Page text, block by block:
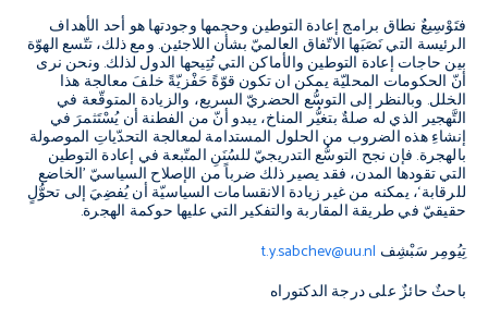
فتَوْسِيعٌ نطاق برامج إعادة التوطين وحجمها وجودتها هو أحد الأهداف
الرئيسة التي نَصَبَها الاتّفاق العالميّ بشأن اللاجئين. ومع ذلك، تتّسع الهوّة
بين حاجات إعادة التوطين والأماكن التي تُتِيحها الدول لذلك. ونحن نرى
أنّ الحكومات المحليّة يمكن ان تكون قوّةً حَفْزيّةً خلفَ معالجة هذا
الخلل. وبالنظر إلى التوسُّع الحضريّ السريع، والزيادة المتوقّعة في
التَّهجير الذي له صلةٌ بتغيُّر المناخ، يبدو أنّ من الفطنة أن يُسْتَثمرَ في
إنشاءِ هذه الضروب من الحلول المستدامة لمعالجة التحدّياتِ الموصولة
بالهجرة. فإن نجح التوسُّع التدريجيّ للسُنَنِ المتّبعة في إعادة التوطين
التي تقودها المدن، فقد يصير ذلك ضرباً من الإصلاح السياسيّ ’الخاضع
للرقابة‘، يمكنه من غير زيادة الانقسامات السياسيّة أن يُفضِيَ إلى تحوُّلٍ
حقيقيّ في طريقة المقاربة والتفكير التي عليها حوكمة الهجرة.
تِيُومِر سَبْشِف t.y.sabchev@uu.nl
باحثٌ حائزٌ على درجة الدكتوراه